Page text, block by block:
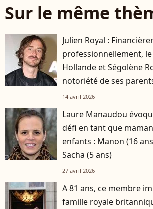
Sur le même
Julien Royal :
professionnellement,
Hollande et Ségolène
notoriété de ses
14 avril 2026
Laure Manaudou
défi en tant que
enfants : Manon (16
Sacha (5 ans)
27 avril 2026
A 81 ans, ce membre
famille royale